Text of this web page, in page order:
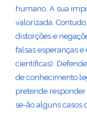
humano. A sua
valorizada.
distorções e
falsas esperanças
científicas).
de conhecimento
pretende
se-ão alguns casos